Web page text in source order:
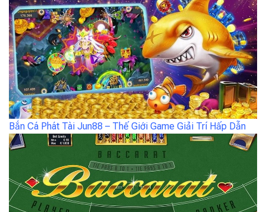
Bắn Cá Phát Tài Jun88 – Thế Giới Game Giải Trí Hấp Dẫn